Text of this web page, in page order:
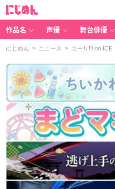
作品名 声優 舞台俳優
にじめん > ニュース > ユーリ!!! on ICE